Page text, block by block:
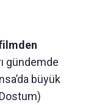
gündemde
büyük